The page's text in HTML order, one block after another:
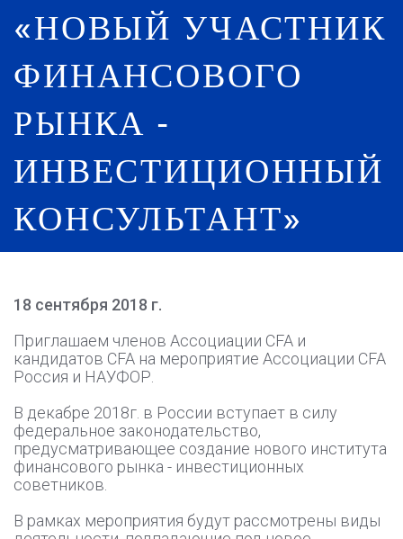
«НОВЫЙ УЧАСТНИК
ФИНАНСОВОГО
РЫНКА -
ИНВЕСТИЦИОННЫЙ
КОНСУЛЬТАНТ»
18 сентября 2018 г.
Приглашаем членов Ассоциации CFA и
кандидатов CFA на мероприятие Ассоциации CFA
Россия и НАУФОР.
В декабре 2018г. в России вступает в силу
федеральное законодательство,
предусматривающее создание нового института
финансового рынка - инвестиционных
советников.
В рамках мероприятия будут рассмотрены виды